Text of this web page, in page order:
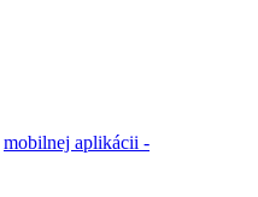
mobilnej aplikácii -